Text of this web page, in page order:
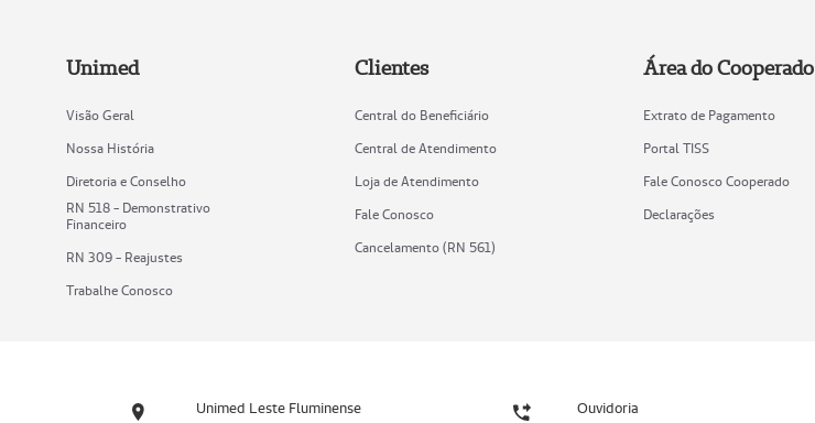
Unimed
Visão Geral
Nossa História
Diretoria e Conselho
RN 518 - Demonstrativo
Financeiro
RN 309 - Reajustes
Trabalhe Conosco
Clientes
Central do Beneficiário
Central de Atendimento
Loja de Atendimento
Fale Conosco
Cancelamento (RN 561)
Área do Cooperado
Extrato de Pagamento
Portal TISS
Fale Conosco Cooperado
Declarações
Unimed Leste Fluminense Ouvidoria